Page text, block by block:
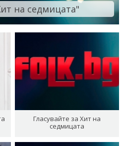
на седмицата"
Гласувайте за Хит на
седмицата